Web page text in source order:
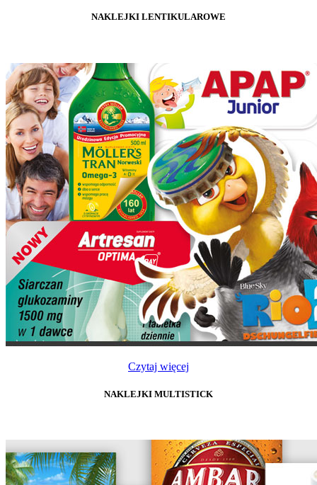
NAKLEJKI LENTIKULAROWE
Czytaj więcej
NAKLEJKI MULTISTICK